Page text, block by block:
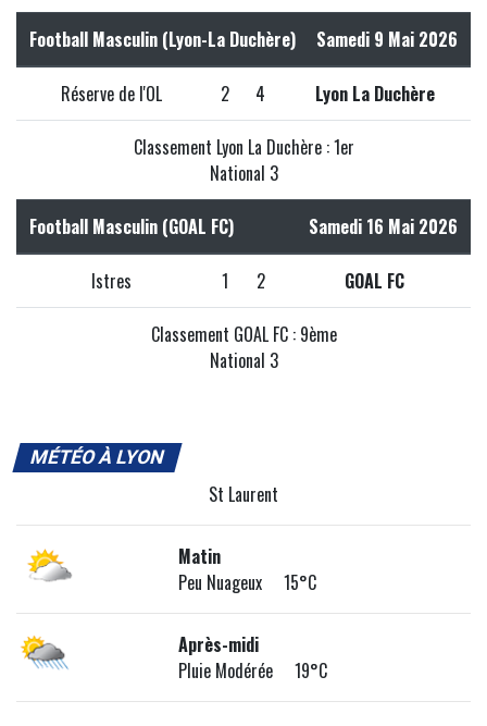
Football Masculin (Lyon-La Duchère) Samedi 9 Mai 2026
Réserve de l'OL 2 4 Lyon La Duchère
Classement Lyon La Duchère : 1er
National 3
Football Masculin (GOAL FC) Samedi 16 Mai 2026
Istres 1 2 GOAL FC
Classement GOAL FC : 9ème
National 3
MÉTÉO À LYON
St Laurent
Matin
Peu Nuageux 15°C
Après-midi
Pluie Modérée 19°C